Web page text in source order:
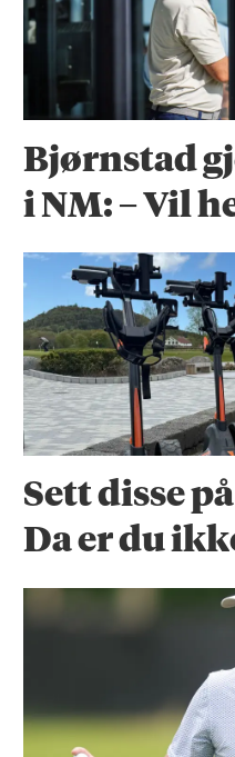
Bjørnstad
i NM: – Vil
Sett disse
Da er du